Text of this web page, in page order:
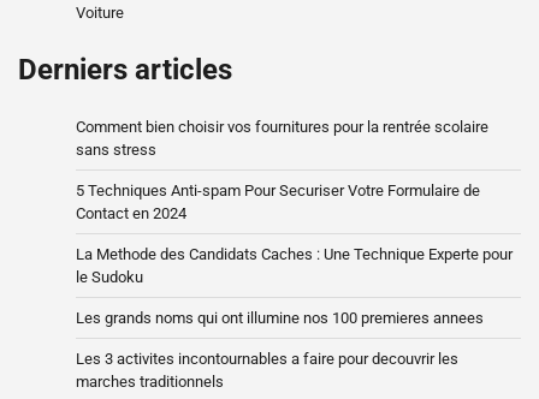
Voiture
Derniers articles
Comment bien choisir vos fournitures pour la rentrée scolaire
sans stress
5 Techniques Anti-spam Pour Securiser Votre Formulaire de
Contact en 2024
La Methode des Candidats Caches : Une Technique Experte pour
le Sudoku
Les grands noms qui ont illumine nos 100 premieres annees
Les 3 activites incontournables a faire pour decouvrir les
marches traditionnels